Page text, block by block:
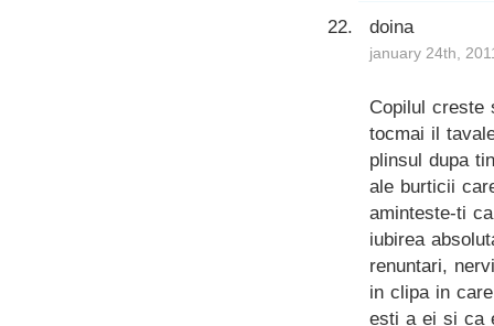
doina
january 24th,
Copilul creste
tocmai il
plinsul dupa
ale burticii
aminteste-ti
iubirea
renuntari,
in clipa in
esti a ei si ca